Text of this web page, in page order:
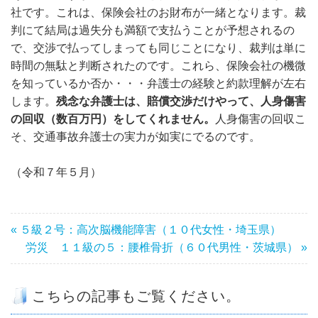
社です。これは、保険会社のお財布が一緒となります。裁
判にて結局は過失分も満額で支払うことが予想されるの
で、交渉で払ってしまっても同じことになり、裁判は単に
時間の無駄と判断されたのです。これら、保険会社の機微
を知っているか否か・・・弁護士の経験と約款理解が左右
します。 残念な弁護士は、賠償交渉だけやって、人身傷害
の回収（数百万円）をしてくれません。
人身傷害の回収こ
そ、交通事故弁護士の実力が如実にでるのです。
（令和７年５月）
« ５級２号：高次脳機能障害（１０代女性・埼玉県）
労災 １１級の５：腰椎骨折（６０代男性・茨城県） »
こちらの記事もご覧ください。